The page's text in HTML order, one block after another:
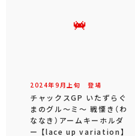
2024年9 月 上旬 登場
チャックスGP いたずらぐ
まのグル～ミ～ 戦慄き（わ
ななき）アームキーホルダ
ー 【lace up variation】